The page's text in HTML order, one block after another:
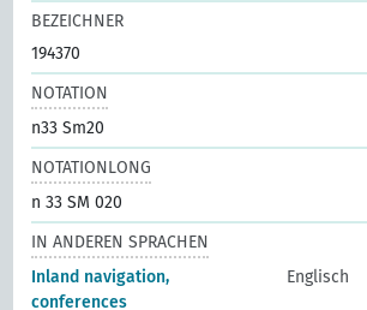
BEZEICHNER
194370
NOTATION
n33 Sm20
NOTATIONLONG
n 33 SM 020
IN ANDEREN SPRACHEN
Inland navigation,
conferences
Englisch